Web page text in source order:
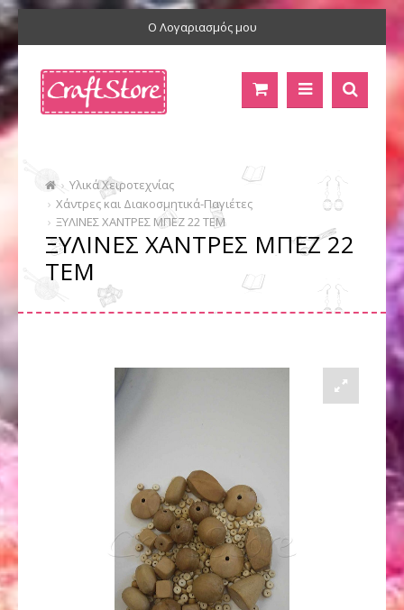
Ο Λογαριασμός μου
Υλικά Χειροτεχνίας
Χάντρες και Διακοσμητικά-Παγιέτες
ΞΥΛΙΝΕΣ ΧΑΝΤΡΕΣ ΜΠΕΖ 22 ΤΕΜ
ΞΥΛΙΝΕΣ ΧΑΝΤΡΕΣ ΜΠΕΖ 22
ΤΕΜ